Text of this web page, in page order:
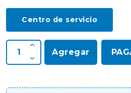
Centro de servicio
Agregar